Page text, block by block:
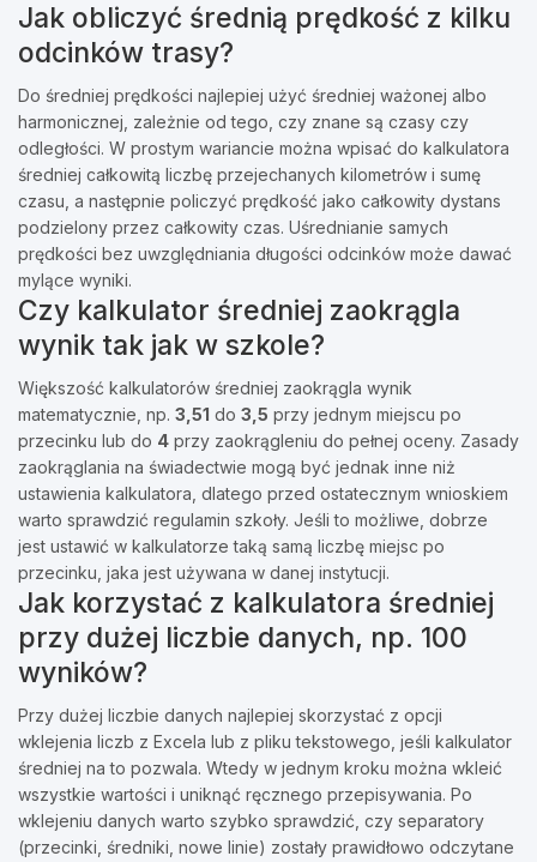
Jak obliczyć średnią prędkość z kilku
odcinków trasy?
Do średniej prędkości najlepiej użyć średniej ważonej albo
harmonicznej, zależnie od tego, czy znane są czasy czy
odległości. W prostym wariancie można wpisać do kalkulatora
średniej całkowitą liczbę przejechanych kilometrów i sumę
czasu, a następnie policzyć prędkość jako całkowity dystans
podzielony przez całkowity czas. Uśrednianie samych
prędkości bez uwzględniania długości odcinków może dawać
mylące wyniki.
Czy kalkulator średniej zaokrągla
wynik tak jak w szkole?
Większość kalkulatorów średniej zaokrągla wynik
matematycznie, np. 3,51 do 3,5 przy jednym miejscu po
przecinku lub do 4 przy zaokrągleniu do pełnej oceny. Zasady
zaokrąglania na świadectwie mogą być jednak inne niż
ustawienia kalkulatora, dlatego przed ostatecznym wnioskiem
warto sprawdzić regulamin szkoły. Jeśli to możliwe, dobrze
jest ustawić w kalkulatorze taką samą liczbę miejsc po
przecinku, jaka jest używana w danej instytucji.
Jak korzystać z kalkulatora średniej
przy dużej liczbie danych, np. 100
wyników?
Przy dużej liczbie danych najlepiej skorzystać z opcji
wklejenia liczb z Excela lub z pliku tekstowego, jeśli kalkulator
średniej na to pozwala. Wtedy w jednym kroku można wkleić
wszystkie wartości i uniknąć ręcznego przepisywania. Po
wklejeniu danych warto szybko sprawdzić, czy separatory
(przecinki, średniki, nowe linie) zostały prawidłowo odczytane